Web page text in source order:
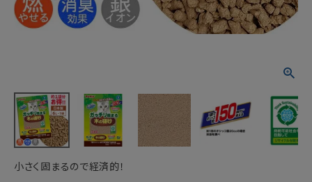
小さく固まるので経済的！